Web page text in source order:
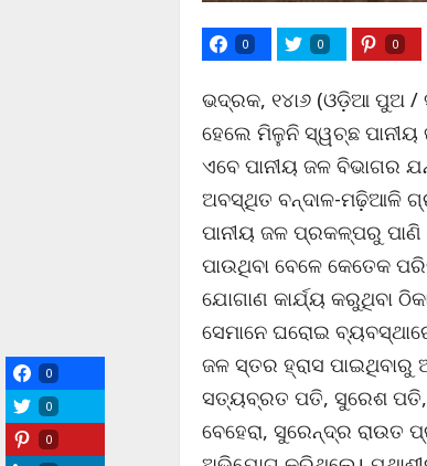
0 0 0
ଭଦ୍ରକ, ୧୪ା୬ (ଓଡ଼ିଆ ପୁଅ /
ହେଲେ ମିଳୁନି ସ୍ୱଚ୍ଛ
ଏବେ ପାନୀୟ ଜଳ ବିଭାଗର
ଅବସ୍ଥିତ ବନ୍ଦାଳ-ମଢ଼ିଆଳି
ପାନୀୟ ଜଳ ପ୍ରକଳ୍ପରୁ
ପାଉଥିବା ବେଳେ କେତେକ
ଯୋଗାଣ କାର୍ଯ୍ୟ କରୁଥିବା
ସେମାନେ ଘରୋଇ
ଜଳ ସ୍ତର ହ୍ରାସ
ସତ୍ୟବ୍ରତ ପତି, ସୁରେଶ ପତି,
ବେହେରା, ସୁରେନ୍ଦ୍ର ରାଉତ
0
0
0